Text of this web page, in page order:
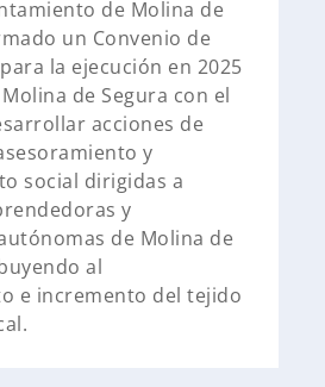
de Molina de
un Convenio de
la ejecución en 2025
de Segura con el
acciones de
y
social dirigidas a
y
de Molina de
al
e incremento del tejido